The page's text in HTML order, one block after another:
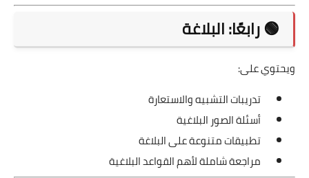
🟢 رابعًا: البلاغة
ويحتوي على:
تدريبات التشبيه والاستعارة
أسئلة الصور البلاغية
تطبيقات متنوعة على البلاغة
مراجعة شاملة لأهم القواعد البلاغية